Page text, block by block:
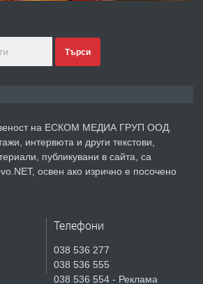
преди 4 дни
парцел в гр. Хасково кв.
СГЛОБЯВАНЕ НА МЕБЕЛИ.
Търси
на ЕСКОМ МЕДИА ГРУП ООД.
интервюта и други текстови,
публикувани в сайта, са
освен ако изрично е посочено
Телефони
038 536 277
038 536 555
038 536 554 - Реклама